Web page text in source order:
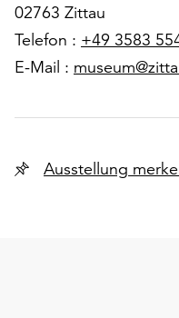
02763 Zittau
Telefon : +49 3583
E-Mail :
Ausstellung